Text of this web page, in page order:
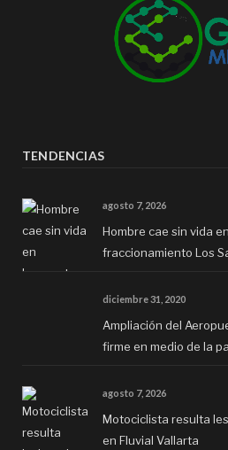
TENDENCIAS
agosto 7, 2026
Hombre cae sin vida
fraccionamiento Los
diciembre 31, 2020
Ampliación del
firme en medio de la
agosto 7, 2026
Motociclista resulta
en Fluvial Vallarta